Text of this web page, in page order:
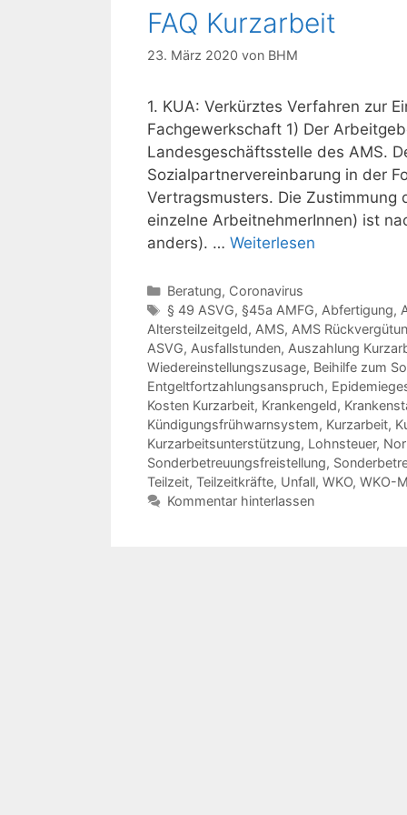
FAQ Kurzarbeit
23. März 2020 von BHM
1. KUA: Verkürztes Verfahren zur
Fachgewerkschaft 1) Der
Landesgeschäftsstelle des AMS.
Sozialpartnervereinbarung in der
Vertragsmusters. Die
einzelne ArbeitnehmerInnen) ist
anders). … Weiterlesen
Kategorien
Beratung, Coronavirus
Schlagwörter
§ 49 ASVG, §45a AMFG, Abfertigung,
Altersteilzeitgeld, AMS, AMS
ASVG, Ausfallstunden, Auszahlung
Wiedereinstellungszusage, Beihilfe zum
Entgeltfortzahlungsanspruch,
Kosten Kurzarbeit, Krankengeld,
Kündigungsfrühwarnsystem, Kurzarbeit,
Kurzarbeitsunterstützung, Lohnsteuer,
Sonderbetreuungsfreistellung,
Teilzeit, Teilzeitkräfte, Unfall, WKO, WKO-
Kommentar hinterlassen